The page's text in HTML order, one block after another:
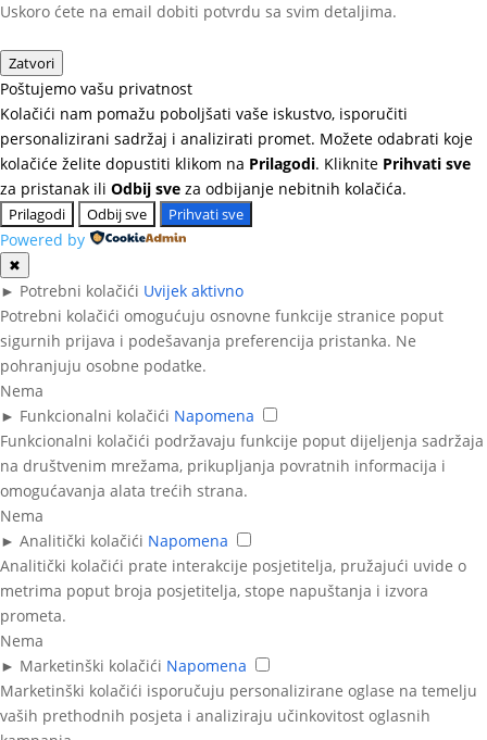
Uskoro ćete na email dobiti potvrdu sa svim detaljima.
Zatvori
Poštujemo vašu privatnost
Kolačići nam pomažu poboljšati vaše iskustvo, isporučiti
personalizirani sadržaj i analizirati promet. Možete odabrati koje
kolačiće želite dopustiti klikom na Prilagodi. Kliknite Prihvati sve
za pristanak ili Odbij sve za odbijanje nebitnih kolačića.
Prilagodi Odbij sve Prihvati sve
Powered by
✖
► Potrebni kolačići Uvijek aktivno
Potrebni kolačići omogućuju osnovne funkcije stranice poput
sigurnih prijava i podešavanja preferencija pristanka. Ne
pohranjuju osobne podatke.
Nema
► Funkcionalni kolačići Napomena
Funkcionalni kolačići podržavaju funkcije poput dijeljenja sadržaja
na društvenim mrežama, prikupljanja povratnih informacija i
omogućavanja alata trećih strana.
Nema
► Analitički kolačići Napomena
Analitički kolačići prate interakcije posjetitelja, pružajući uvide o
metrima poput broja posjetitelja, stope napuštanja i izvora
prometa.
Nema
► Marketinški kolačići Napomena
Marketinški kolačići isporučuju personalizirane oglase na temelju
vaših prethodnih posjeta i analiziraju učinkovitost oglasnih